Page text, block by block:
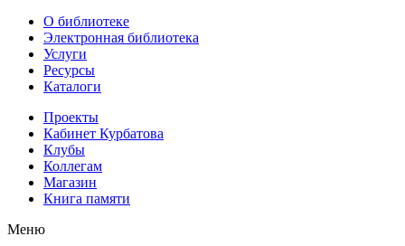
О библиотеке
Электронная библиотека
Услуги
Ресурсы
Каталоги
Проекты
Кабинет Курбатова
Клубы
Коллегам
Магазин
Книга памяти
Меню